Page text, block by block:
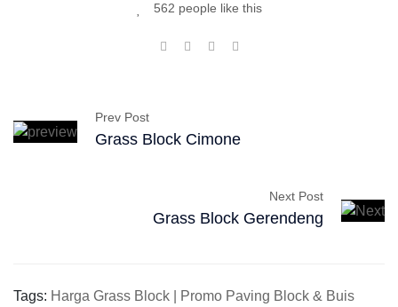
562 people like this
Prev Post
Grass Block Cimone
Next Post
Grass Block Gerendeng
Tags: Harga Grass Block | Promo Paving Block & Buis